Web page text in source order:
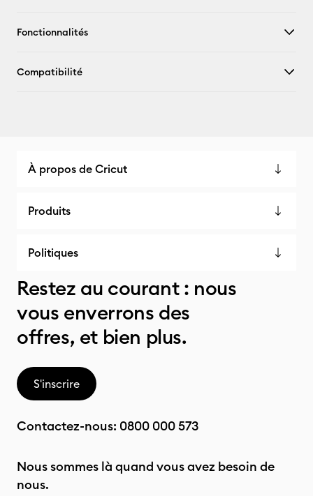
Fonctionnalités
Compatibilité
À propos de Cricut
Produits
Politiques
Restez au courant : nous
vous enverrons des
offres, et bien plus.
S'inscrire
Contactez-nous: 0800 000 573
Nous sommes là quand vous avez besoin de
nous.